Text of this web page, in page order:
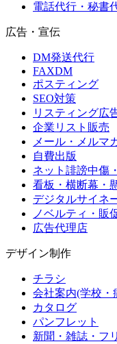
電話代行・秘書
広告・宣伝
DM発送代行
FAXDM
ポスティング
SEO対策
リスティング広
企業リスト販売
メール・メルマ
自費出版
ネット誹謗中傷
看板・横断幕・
デジタルサイネ
ノベルティ・販
広告代理店
デザイン制作
チラシ
会社案内(学校・
カタログ
パンフレット
新聞・雑誌・フ